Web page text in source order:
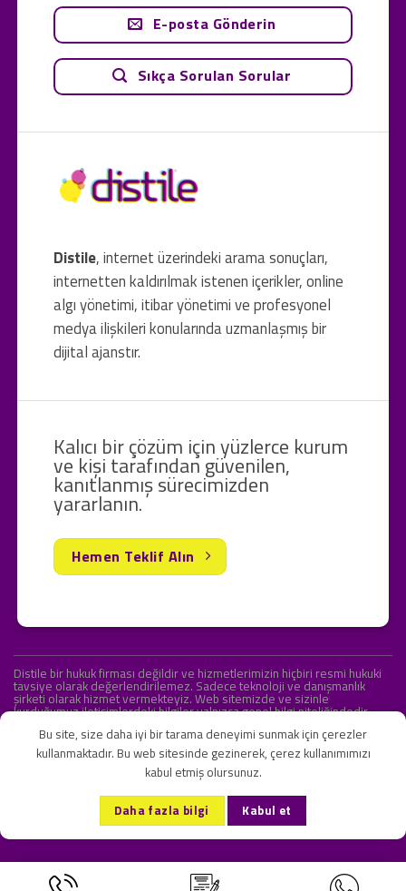
Distile, internet üzerindeki arama sonuçları,
internetten kaldırılmak istenen içerikler, online
algı yönetimi, itibar yönetimi ve profesyonel
medya ilişkileri konularında uzmanlaşmış bir
dijital ajanstır.
E-posta Gönderin
Sıkça Sorulan Sorular
Kalıcı bir çözüm için yüzlerce kurum
ve kişi tarafından güvenilen,
kanıtlanmış sürecimizden
yararlanın.
Hemen Teklif Alın
Distile bir hukuk firması değildir ve hizmetlerimizin hiçbiri resmi hukuki
tavsiye olarak değerlendirilemez. Sadece teknoloji ve danışmanlık
şirketi olarak hizmet vermekteyiz. Web sitemizde ve sizinle
kurduğumuz iletişimlerdeki bilgiler yalnızca genel bilgi niteliğindedir.
KVKK ve Gizlilik Sözleşmesi S.S.S. İletişim
Copyright 2026 ©Onlipr Teknoloji ve Ticaret A.Ş.
Bu site, size daha iyi bir tarama deneyimi sunmak için çerezler
kullanmaktadır. Bu web sitesinde gezinerek, çerez kullanımımızı
kabul etmiş olursunuz.
Daha fazla bilgi Kabul et